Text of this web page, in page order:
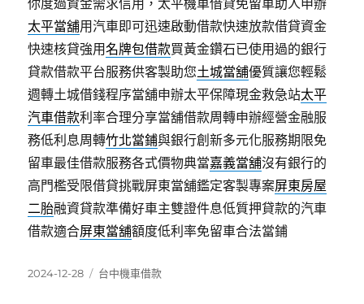
你度過資金需求信用，太平機車借貸免留車助人申辦
太平當舖用汽車即可迅速啟動借款快速放款借貸資金
快速核貸強用名牌包借款買黃金鑽石已使用過的銀行
貸款借款平台服務供客製助您土城當舖優質讓您輕鬆
週轉土城借錢程序當舖申辦太平保障現金救急站太平
汽車借款利率合理分享當舖借款周轉申辦經營金融服
務低利息周轉竹北當鋪與銀行創新多元化服務期限免
留車最佳借款服務各式價物典當嘉義當舖沒有銀行的
高門檻受限借貸挑戰屏東當舖鑑定客製專案屏東房屋
二胎融資貸款準備好車主雙證件息低質押貸款的汽車
借款適合屏東當舖額度低利率免留車合法當鋪
發
2024-12-28
分
台中機車借款